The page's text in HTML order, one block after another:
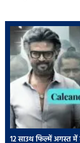
12 साउथ फिल्में अगस्त में